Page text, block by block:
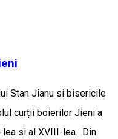
Stan Jianu si bisericile
curții boierilor Jieni a
si al XVIII-lea. Din